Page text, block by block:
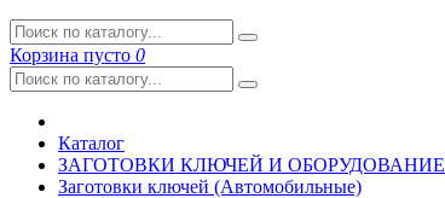
Корзина пусто 0
Каталог
ЗАГОТОВКИ КЛЮЧЕЙ И ОБОРУДОВАНИЕ
Заготовки ключей (Автомобильные)